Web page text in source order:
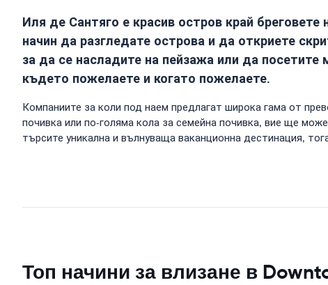
Иля де Сантяго е красив остров край
начин да разгледате острова и да откриете
за да се насладите на пейзажа или да
където пожелаете и когато пожелаете.
Компаниите за коли под наем предлагат широка гама от
почивка или по-голяма кола за семейна почивка, вие ще
търсите уникална и вълнуваща ваканционна дестинация,
Топ начини за влизане в